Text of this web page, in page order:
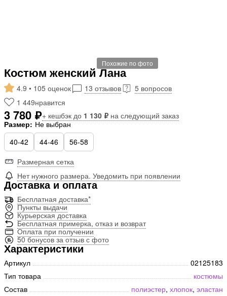
Похожие по фото
Костюм женский Лана
4.9 • 105 оценок 13 отзывов
5 вопросов
1 449нравится
3 780 ₽+ кешбэк до 1 130 ₽ на следующий заказ
Размер: Не выбран
40-42
44-46
56-58
Размерная сетка
Нет нужного размера. Уведомить при появлении
Доставка и оплата
Бесплатная доставка*
Пункты выдачи
Курьерская доставка
Бесплатная примерка, отказ и возврат
Оплата при получении
50 бонусов за отзыв с фото
Характеристики
Артикул
02125183
Тип товара
костюмы
Состав
полиэстер, хлопок, эластан